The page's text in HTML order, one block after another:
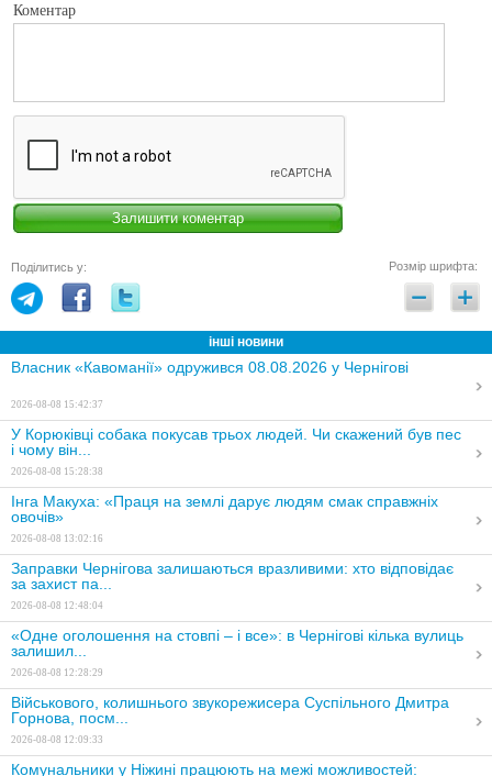
Коментар
Поділитись у: Розмір шрифта:
інші новини
Власник «Кавоманії» одружився 08.08.2026 у Чернігові
2026-08-08 15:42:37
У Корюківці собака покусав трьох людей. Чи скажений був пес
і чому він...
2026-08-08 15:28:38
Інга Макуха: «Праця на землі дарує людям смак справжніх
овочів»
2026-08-08 13:02:16
Заправки Чернігова залишаються вразливими: хто відповідає
за захист па...
2026-08-08 12:48:04
«Одне оголошення на стовпі – і все»: в Чернігові кілька вулиць
залишил...
2026-08-08 12:28:29
Військового, колишнього звукорежисера Суспільного Дмитра
Горнова, посм...
2026-08-08 12:09:33
Комунальники у Ніжині працюють на межі можливостей: